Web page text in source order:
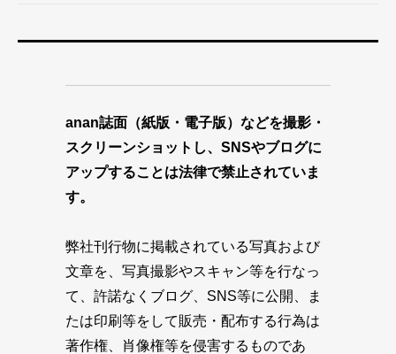
anan誌面（紙版・電子版）などを撮影・
スクリーンショットし、SNSやブログに
アップすることは法律で禁止されていま
す。
弊社刊行物に掲載されている写真および
文章を、写真撮影やスキャン等を行なっ
て、許諾なくブログ、SNS等に公開、ま
たは印刷等をして販売・配布する行為は
著作権、肖像権等を侵害するものであ